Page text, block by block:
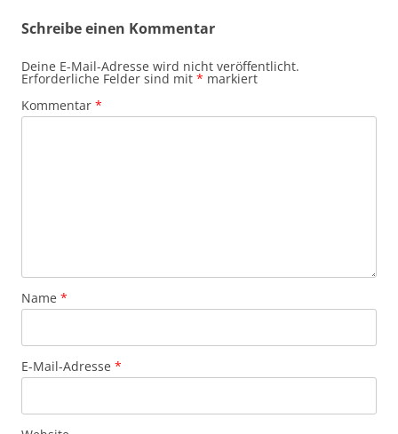
Schreibe einen Kommentar
Deine E-Mail-Adresse wird nicht veröffentlicht.
Erforderliche Felder sind mit * markiert
Kommentar *
Name *
E-Mail-Adresse *